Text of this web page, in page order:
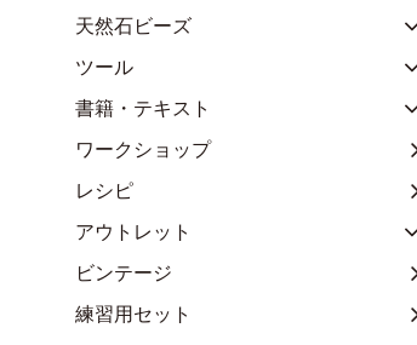
天然石ビーズ
ツール
書籍・テキスト
ワークショップ
レシピ
アウトレット
ビンテージ
練習用セット